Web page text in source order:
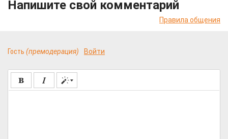
Напишите свой комментарий
Правила общения
Гость (премодерация) Войти